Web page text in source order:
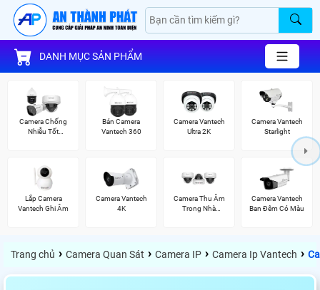
DANH MỤC SẢN PHẨM
Camera Chống
Nhiễu Tốt
Bán Camera
Vantech 360
Camera Vantech
Ultra 2K
Camera Vantech
Starlight
Lắp Camera
Vantech Ghi Âm
Camera Vantech
4K
Camera Thu Âm
Trong Nhà
Camera Vantech
Ban Đêm Có Màu
Trang chủ › Camera Quan Sát › Camera IP › Camera Ip Vantech ›